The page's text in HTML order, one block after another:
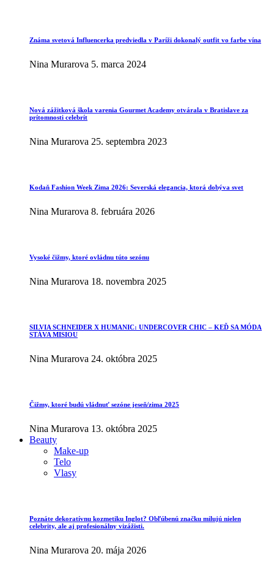
Známa svetová Influencerka predviedla v Paríži dokonalý outfit vo farbe vína
Nina Murarova 5. marca 2024
Nová zážitková škola varenia Gourmet Academy otvárala v Bratislave za
prítomnosti celebrít
Nina Murarova 25. septembra 2023
Kodaň Fashion Week Zima 2026: Severská elegancia, ktorá dobýva svet
Nina Murarova 8. februára 2026
Vysoké čižmy, ktoré ovládnu túto sezónu
Nina Murarova 18. novembra 2025
SILVIA SCHNEIDER X HUMANIC: UNDERCOVER CHIC – KEĎ SA MÓDA
STÁVA MISIOU
Nina Murarova 24. októbra 2025
Čižmy, ktoré budú vládnuť sezóne jeseň/zima 2025
Nina Murarova 13. októbra 2025
Beauty
Make-up
Telo
Vlasy
Poznáte dekoratívnu kozmetiku Inglot? Obľúbenú značku milujú nielen
celebrity, ale aj profesionálny vizážisti.
Nina Murarova 20. mája 2026